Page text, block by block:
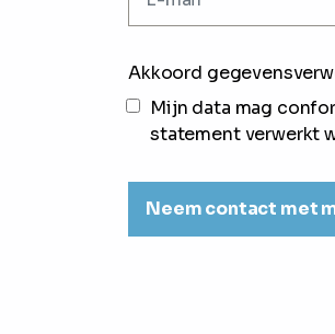
Akkoord
Mijn data mag
statement verwerkt